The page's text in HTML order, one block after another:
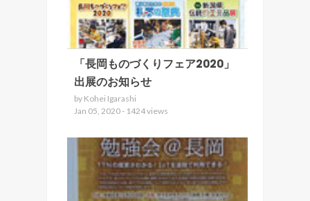
「長岡ものづくりフェア2020」
出展のお知らせ
by Kohei Igarashi
Jan 05, 2020 - 1424 views